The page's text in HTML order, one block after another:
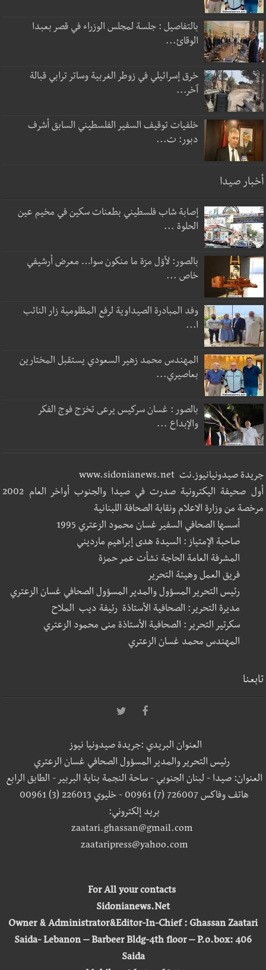
بالتفاصيل : جلسة لمجلس الوزراء في قصر بعبدا
الوقائ...
خرق إسرائيلي في زوطر الغربية وساتر ترابي قبالة
آخر...
خلفيات توقيف السفير الفلسطيني السابق أشرف
دبور: ت...
أخبار صيدا
إصابة شاب فلسطيني بطعنات سكين في مخيم عين
الحلوة ...
بالصور: لأوّل مرّة ما منكون سوا… معرض أرشيفي
خاص ...
وفد المبادرة الصيداوية لرفع المظلومية زار النائب
ا...
المهندس محمد زهير السعودي يستقبل المختارين
بعاصيري...
بالصور : غسان سركيس يرعى تخرّج فوج الفكر
والإبداع ...
جريدة صيدونيانيوز.نت www.sidonianews.net
أول صحيفة اليكترونية صدرت في صيدا والجنوب أواخر العام 2002
مرخصة من وزارة الاعلام ونقابة الصحافة اللبنانية
أسسها الصحافي السفير غسان محمود الزعتري 1995
صاحبة الإمتياز : السيدة هدى إبراهيم مارديني
المشرفة العامة الحاجة نشأت عمر حمزة
فريق العمل وهيئة التحرير
رئيس التحرير المسؤول والمدير المسؤول الصحافي غسان الزعتري
مديرة التحرير: الصحافية الأستاذة رئيفة ديب الملاح
سكرتير التحرير : الصحافية الأستاذة منى محمود الزعتري
المهندس محمد غسان الزعتري
تابعنا
العنوان البريدي :جريدة صيدونيا نيوز
رئيس التحرير والمدير المسؤول الصحافي غسان الزعتري
العنوان: صيدا - لبنان الجنوبي - ساحة النجمة بناية البربير - الطابق الرابع
هاتف وفاكس 726007 (7) 00961 - خليوي 226013 (3) 00961
بريد إلكتروني:
zaatari.ghassan@gmail.com
zaataripress@yahoo.com
For All your contacts
Sidonianews.Net
Owner & Administrator&Editor-In-Chief : Ghassan Zaatari
Saida- Lebanon – Barbeer Bldg-4th floor – P.o.box: 406
Saida